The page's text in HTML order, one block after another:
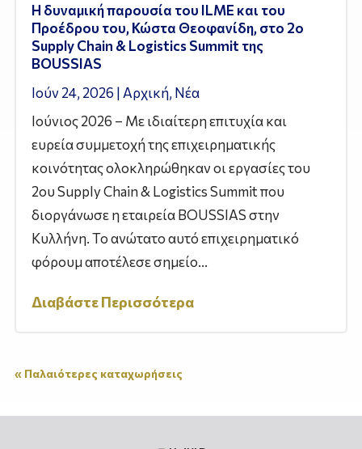
Η δυναμική παρουσία του ILME και του
Προέδρου του, Κώστα Θεοφανίδη, στο 2ο
Supply Chain & Logistics Summit της
BOUSSIAS
Ιούν 24, 2026 | Αρχική, Νέα
Ιούνιος 2026 – Με ιδιαίτερη επιτυχία και
ευρεία συμμετοχή της επιχειρηματικής
κοινότητας ολοκληρώθηκαν οι εργασίες του
2ου Supply Chain & Logistics Summit που
διοργάνωσε η εταιρεία BOUSSIAS στην
Κυλλήνη. Το ανώτατο αυτό επιχειρηματικό
φόρουμ αποτέλεσε σημείο...
Διαβάστε Περισσότερα
« Παλαιότερες καταχωρήσεις